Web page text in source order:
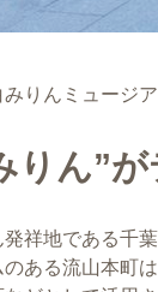
りんミュージ
りん”
発祥地である千
のある流山本町